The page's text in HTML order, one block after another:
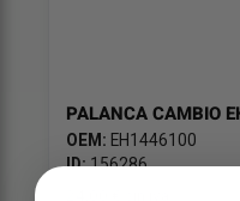
PALANCA CAMBIO
OEM: EH1446100
ID:156286